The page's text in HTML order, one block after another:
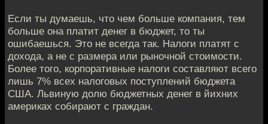
Если ты думаешь, что чем больше компания, тем
больше она платит денег в бюджет, то ты
ошибаешься. Это не всегда так. Налоги платят с
дохода, а не с размера или рыночной стоимости.
Более того, корпоративные налоги составляют всего
лишь 7% всех налоговых поступлений бюджета
США. Львиную долю бюджетных денег в йихних
америках собирают с граждан.